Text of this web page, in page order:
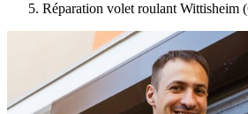
Réparation volet roulant Wittisheim